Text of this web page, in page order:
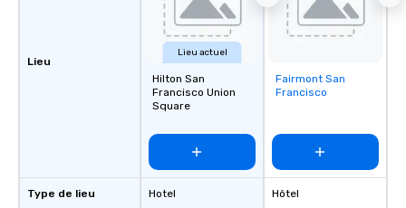
Lieu
Type de lieu
Lieu actuel
Hilton San
Francisco Union
Square
Hotel
Removed from
favorites
Fairmont San
Francisco
Hôtel